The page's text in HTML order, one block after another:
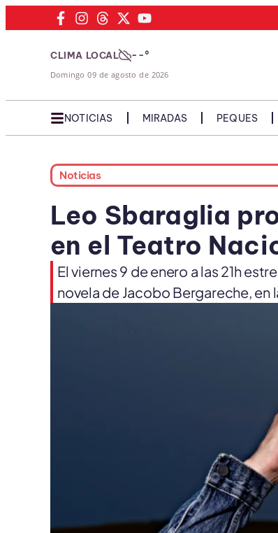
CLIMA LOCAL --°
Domingo 09 de agosto de 2026
NOTICIAS MIRADAS PEQUES
Noticias
Leo Sbaraglia
en el Teatro
El viernes 9 de enero a las 21h
novela de Jacobo Bergareche, en